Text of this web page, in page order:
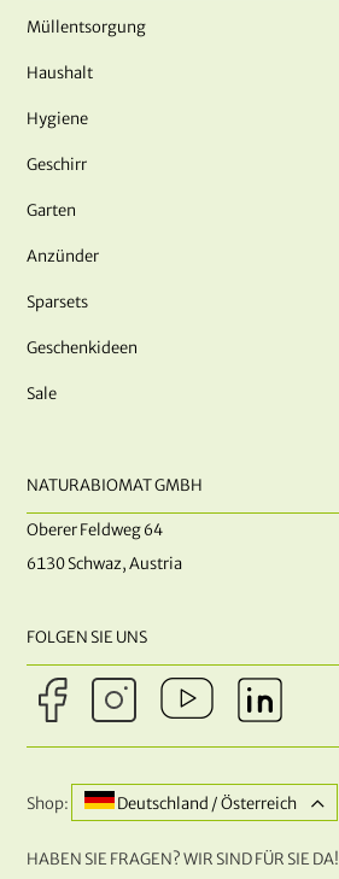
Müllentsorgung
Haushalt
Hygiene
Geschirr
Garten
Anzünder
Sparsets
Geschenkideen
Sale
NATURABIOMAT GMBH
Oberer Feldweg 64
6130 Schwaz, Austria
FOLGEN SIE UNS
Shop: Deutschland / Österreich
HABEN SIE FRAGEN? WIR SIND FÜR SIE DA!